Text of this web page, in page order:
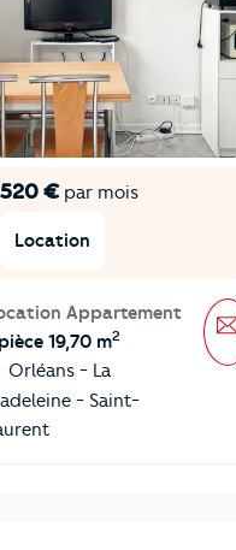
520 €par mois
Location
Appartement
19,70 m2
Orléans - La
- Saint-